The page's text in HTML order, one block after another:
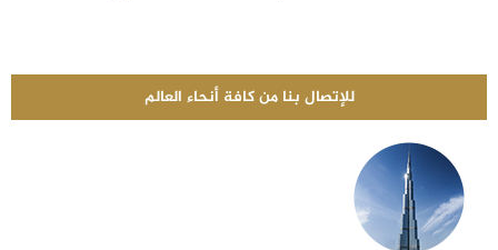
للإتصال بنا من كافة أنحاء العالم